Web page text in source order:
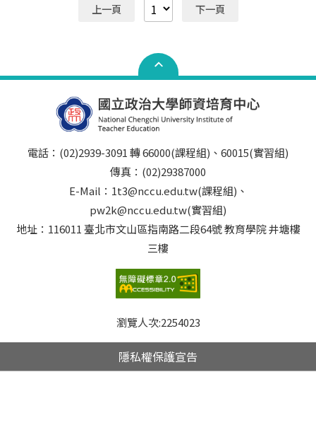
上一頁 下一頁
電話：(02)2939-3091 轉 66000(課程組)、60015(實習組)
傳真：(02)29387000
E-Mail：1t3@nccu.edu.tw(課程組)、
pw2k@nccu.edu.tw(實習組)
地址：116011 臺北市文山區指南路二段64號 教育學院 井塘樓
三樓
瀏覽人次:2254023
隱私權保護宣告